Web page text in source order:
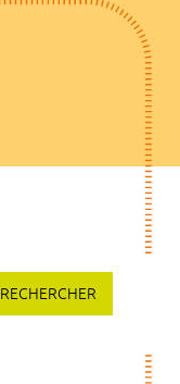
RECHERCHER